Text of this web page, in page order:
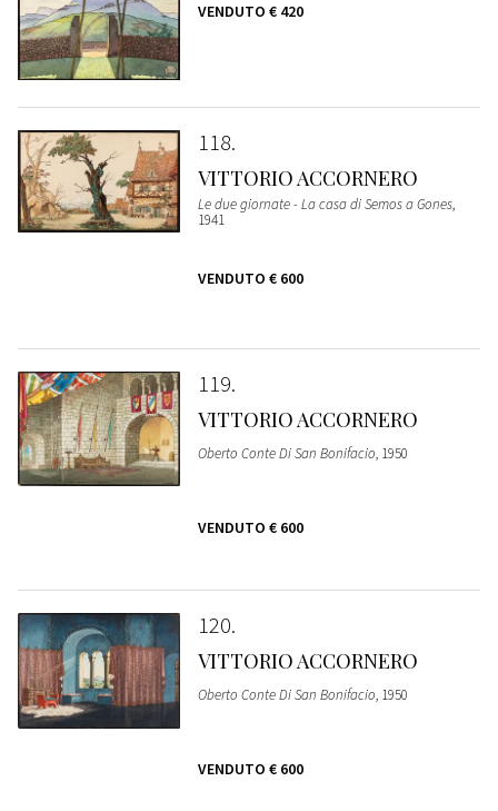
VENDUTO € 420
118
VITTORIO ACCORNERO
Le due giornate - La casa di Semos a Gones,
1941
VENDUTO € 600
119
VITTORIO ACCORNERO
Oberto Conte Di San Bonifacio, 1950
VENDUTO € 600
120
VITTORIO ACCORNERO
Oberto Conte Di San Bonifacio, 1950
VENDUTO € 600